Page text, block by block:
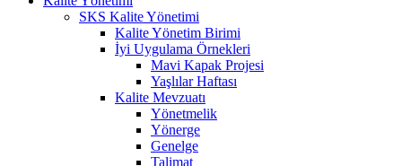
SKS Kalite Yönetimi
Kalite Yönetim Birimi
İyi Uygulama Örnekleri
Mavi Kapak Projesi
Yaşlılar Haftası
Kalite Mevzuatı
Yönetmelik
Yönerge
Genelge
Talimat